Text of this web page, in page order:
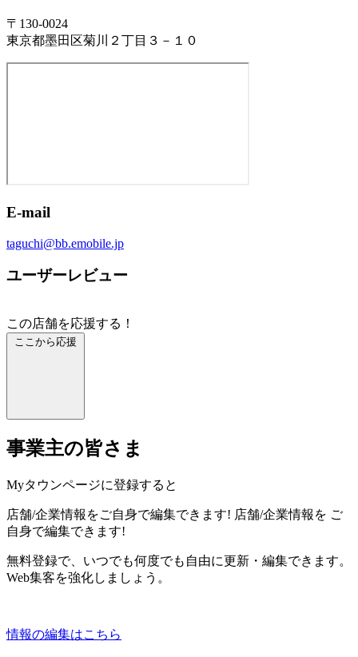
〒130-0024
東京都墨田区菊川２丁目３－１０
E-mail
taguchi@bb.emobile.jp
ユーザーレビュー
この店舗を応援する！
ここから応援
事業主の皆さま
Myタウンページに登録すると
店舗/企業情報をご自身で編集できます! 店舗/企業情報を ご
自身で編集できます!
無料登録で、いつでも何度でも自由に更新・編集できます。
Web集客を強化しましょう。
情報の編集はこちら